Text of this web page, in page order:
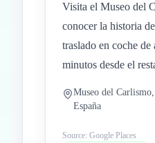
Visita el Museo del
conocer la historia
traslado en coche
minutos desde el
Museo del
España
Source: Google Places